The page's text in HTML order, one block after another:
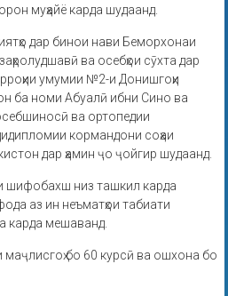
муҳайё карда шудаанд.
дар бинои нави Беморхонаи
ва осебҳои сӯхта дар
умумии №2-и Донишгоҳи
ба номи Абуалӣ ибни Сино ва
ва ортопедии
кормандони соҳаи
дар ҳамин ҷо ҷойгир шудаанд.
шифобахш низ ташкил карда
аз ин неъматҳои табиати
карда мешаванд.
маҷлисгоҳ бо 60 курсӣ ва ошхона бо